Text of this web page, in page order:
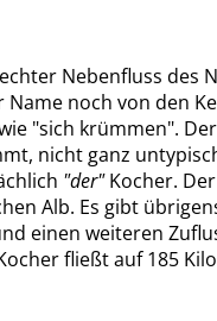
Nebenfluss des
Name noch von den
"sich krümmen".
nicht ganz
"der"Kocher.
Alb. Es gibt
einen weiteren
fließt auf 185